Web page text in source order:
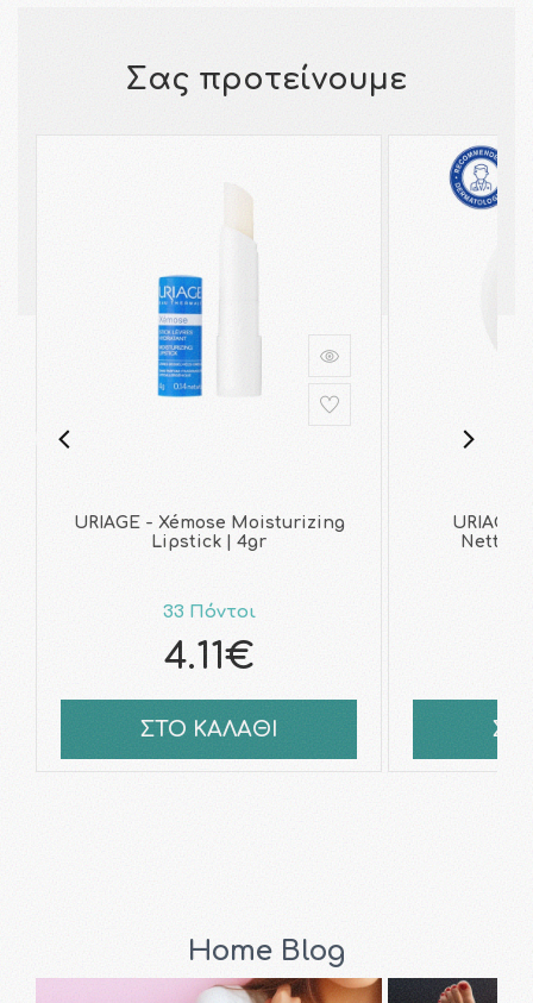
Σας προτείνουμε
URIAGE - Xémose Moisturizing
Lipstick | 4gr
33 Πόντοι
4.11€
ΣΤΟ ΚΑΛΑΘΙ
URIAGE
Home Blog